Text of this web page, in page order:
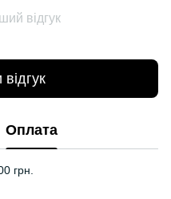
відгук
Оплата
грн.